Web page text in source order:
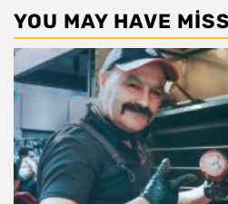
YOU MAY HAVE